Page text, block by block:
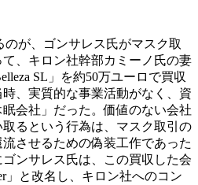
が、ゴンサレス氏がマスク取
、キロン社幹部カミーノ氏の妻
SL」を約50万ユーロで買収
、実質的な事業活動がなく、資
会社」だった。価値のない会社
るという行為は、マスク取引の
させるための偽装工作であった
ンサレス氏は、この買収した会
」と改名し、キロン社へのコン